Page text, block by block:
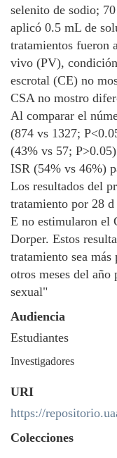
selenito de sodio;
aplicó 0.5 mL de
tratamientos fueron
vivo (PV),
escrotal (CE) no
CSA no mostro
Al comparar el
(874 vs 1327;
(43% vs 57;
ISR (54% vs 46%)
Los resultados del
tratamiento por 28
E no estimularon el
Dorper. Estos
tratamiento sea
otros meses del
sexual"
Audiencia
Estudiantes
Investigadores
URI
https://
Colecciones